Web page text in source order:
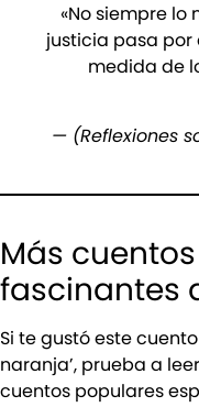
«No siempre lo
justicia pasa
medida de
— (Reflexiones
Más
fascinantes
Si te gustó este
naranja’, prueba a
cuentos populares